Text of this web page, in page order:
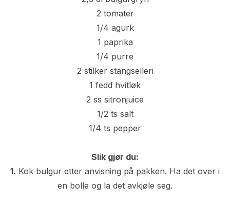
2 tomater
1/4 agurk
1 paprika
1/4 purre
2 stilker stangselleri
1 fedd hvitløk
2 ss sitronjuice
1/2 ts salt
1/4 ts pepper
Slik gjør du:
1. Kok bulgur etter anvisning på pakken. Ha det over i
en bolle og la det avkjøle seg.